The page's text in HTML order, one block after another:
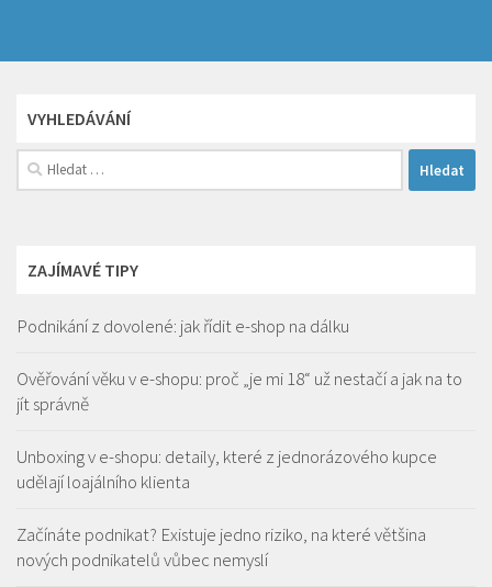
VYHLEDÁVÁNÍ
Vyhledávání
ZAJÍMAVÉ TIPY
Podnikání z dovolené: jak řídit e-shop na dálku
Ověřování věku v e-shopu: proč „je mi 18“ už nestačí a jak na to
jít správně
Unboxing v e-shopu: detaily, které z jednorázového kupce
udělají loajálního klienta
Začínáte podnikat? Existuje jedno riziko, na které většina
nových podnikatelů vůbec nemyslí